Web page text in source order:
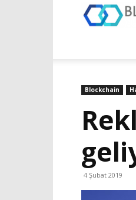
Blockchain
4 Şubat 2019